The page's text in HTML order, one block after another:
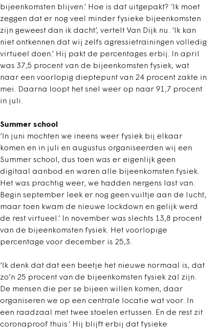
bijeenkomsten blijven.’ Hoe is dat uitgepakt? ‘Ik moet
zeggen dat er nog veel minder fysieke bijeenkomsten
zijn geweest dan ik dacht’, vertelt Van Dijk nu. ‘Ik kan
niet ontkennen dat wij zelfs agressietrainingen volledig
virtueel doen.’ Hij pakt de percentages erbij. In april
was 37,5 procent van de bijeenkomsten fysiek, wat
naar een voorlopig dieptepunt van 24 procent zakte in
mei. Daarna loopt het snel weer op naar 91,7 procent
in juli.
Summer school
‘In juni mochten we ineens weer fysiek bij elkaar
komen en in juli en augustus organiseerden wij een
Summer school, dus toen was er eigenlijk geen
digitaal aanbod en waren alle bijeenkomsten fysiek.
Het was prachtig weer, we hadden nergens last van.
Begin september leek er nog geen vuiltje aan de lucht,
maar toen kwam de nieuwe lockdown en gelijk werd
de rest virtueel.’ In november was slechts 13,8 procent
van de bijeenkomsten fysiek. Het voorlopige
percentage voor december is 25,3.
‘Ik denk dat dat een beetje het nieuwe normaal is, dat
zo’n 25 procent van de bijeenkomsten fysiek zal zijn.
De mensen die per se bijeen willen komen, daar
organiseren we op een centrale locatie wat voor. In
een raadzaal met twee stoelen ertussen. En de rest zit
coronaproof thuis.’ Hij blijft erbij dat fysieke